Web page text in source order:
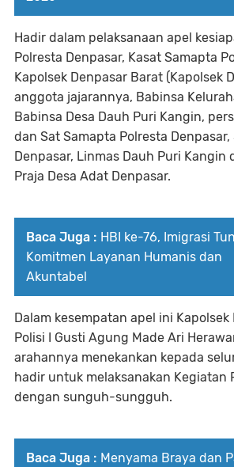
Hadir dalam pelaksanaan apel
Polresta Denpasar, Kasat Samapta
Kapolsek Denpasar Barat (Kapolsek
anggota jajarannya, Babinsa
Babinsa Desa Dauh Puri Kangin,
dan Sat Samapta Polresta Denpasar,
Denpasar, Linmas Dauh Puri Kangin
Praja Desa Adat Denpasar.
Baca Juga : HBI ke-76, Imigrasi
Komitmen Layanan Humanis dan
Akuntabel
Dalam kesempatan apel ini Kapolsek
Polisi I Gusti Agung Made Ari
arahannya menekankan kepada
hadir untuk melaksanakan Kegiatan
dengan sunguh-sungguh.
Baca Juga : Menyama Braya dan